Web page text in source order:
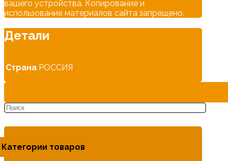
вашего устройства. Копирование и
использование материалов сайта запрещено.
Детали
Страна РОССИЯ
Категории товаров